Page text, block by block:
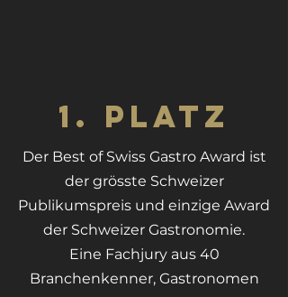
1. Platz
Der Best of Swiss Gastro Award ist
der grösste Schweizer
Publikumspreis und einzige Award
der Schweizer Gastronomie.
Eine Fachjury aus 40
Branchenkenner, Gastronomen